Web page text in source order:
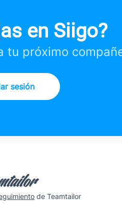
en Siigo?
tu próximo
sesión
de Teamtailor